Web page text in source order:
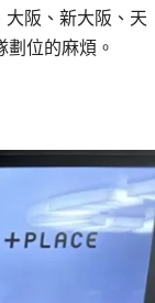
大阪、新大阪、天
位的麻煩。